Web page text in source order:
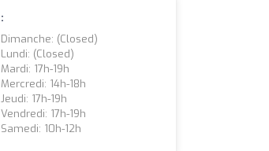
:
Dimanche: (closed)
Lundi: (closed)
Mardi: 17h-19h
Mercredi: 14h-18h
Jeudi: 17h-19h
Vendredi: 17h-19h
Samedi: 10h-12h